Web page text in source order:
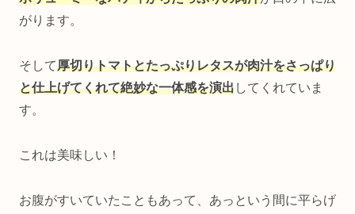
がります。
そして厚切りトマトとたっぷりレタスが肉汁をさっぱり
と仕上げてくれて絶妙な一体感を演出してくれていま
す。
これは美味しい！
お腹がすいていたこともあって、あっという間に平らげ